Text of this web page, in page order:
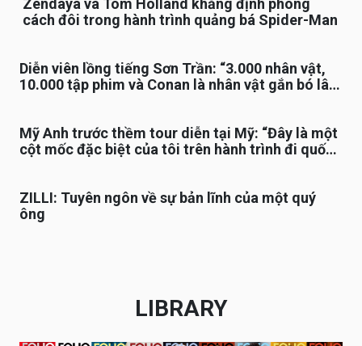
Zendaya và Tom Holland khẳng định phong
cách đôi trong hành trình quảng bá Spider-Man
Diễn viên lồng tiếng Sơn Trần: “3.000 nhân vật,
10.000 tập phim và Conan là nhân vật gắn bó lâu
Mỹ Anh trước thềm tour diễn tại Mỹ: “Đây là một
cột mốc đặc biệt của tôi trên hành trình đi quốc
ZILLI: Tuyên ngôn về sự bản lĩnh của một quý
ông
LIBRARY